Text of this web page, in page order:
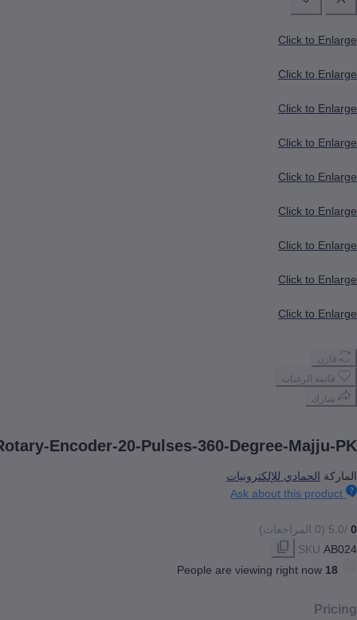
Click to Enlarge
Click to Enlarge
Click to Enlarge
Click to Enlarge
Click to Enlarge
Click to Enlarge
Click to Enlarge
Click to Enlarge
Click to Enlarge
قارن
قائمة الرغبات
شارك
Encoder-20-Pulses-360-Degree-Majju-PK
الماركة
الحمادي للإلكترونيات
Ask about this product
0
/5.0
(0 المراجعات)
SKU AB024
12
People are viewing right now
Pricing